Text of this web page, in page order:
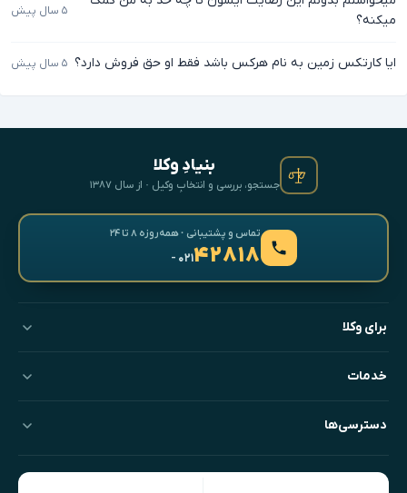
میکنه؟
۵ سال پیش
ایا کارتکس زمین به نام هرکس باشد فقط او حق فروش دارد؟ ۵ سال پیش
بنیادِ وکلا
جستجو، بررسی و انتخابِ وکیل · از سال ۱۳۸۷
تماس و پشتیبانی · همه‌روزه ۸ تا ۲۴
۴۲۸۱۸- ۰۲۱
برای وکلا
خدمات
دسترسی‌ها